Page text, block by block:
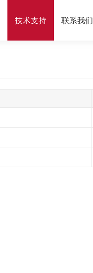
技术支持 联系我们